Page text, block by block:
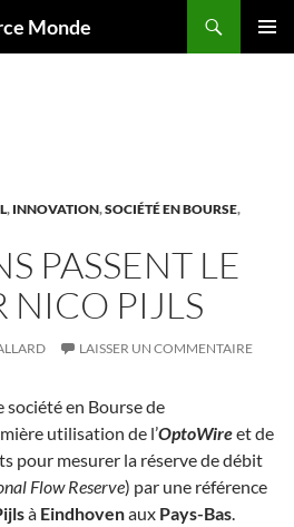
Monde
, INNOVATION,SOCIÉTÉ EN BOURSE,
PASSENT LE
NICO PIJLS
LAISSER UN COMMENTAIRE
société en Bourse de
utilisation de l’OptoWireet de
pour mesurer la réserve de débit
Flow Reserve) par une référence
à Eindhovenaux Pays-Bas.